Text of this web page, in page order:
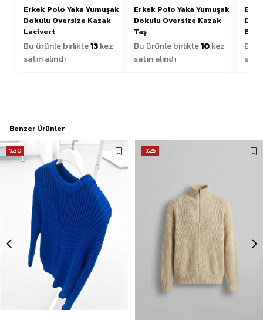
Erkek Polo Yaka Yumuşak
Dokulu Oversize Kazak
Lacivert
Bu ürünle birlikte13kez
satın alındı
Erkek Polo Yaka Yumuşak
Dokulu Oversize Kazak
Taş
Bu ürünle birlikte10kez
satın alındı
Ekru
Bu
Benzer Ürünler
%30 %25